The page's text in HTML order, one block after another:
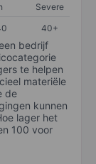
Severe
40+
bedrijf
te helpen
materiële
de
kunnen
lager het
100 voor